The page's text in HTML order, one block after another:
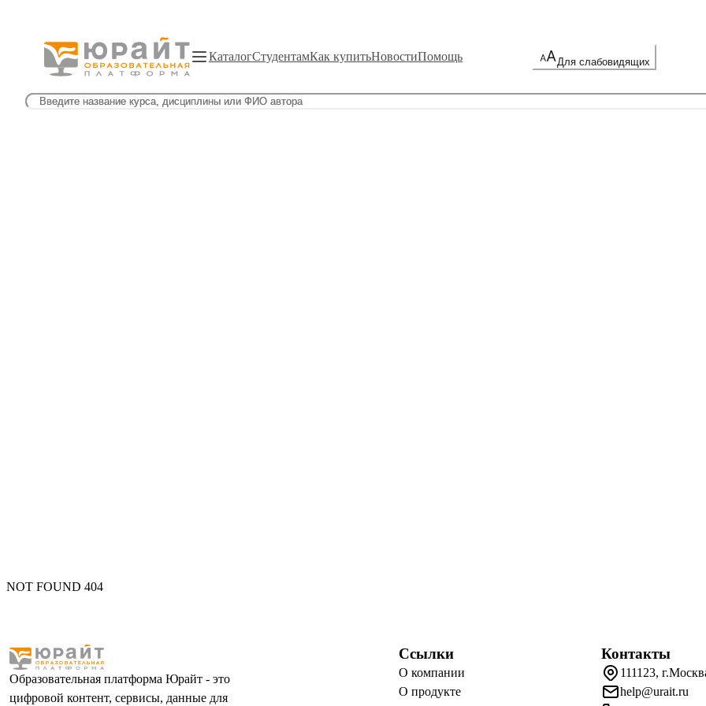
КаталогСтудентамКак купитьНовостиПомощь Для слабовидящих
NOT FOUND 404
Образовательная платформа Юрайт - это
цифровой контент, сервисы, данные для
Ссылки
О компании
О продукте
Контакты
111123,
help@urait.ru